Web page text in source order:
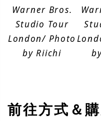
Warner Bros.
Studio Tour
London/ Photo
by Riichi
前往方式＆